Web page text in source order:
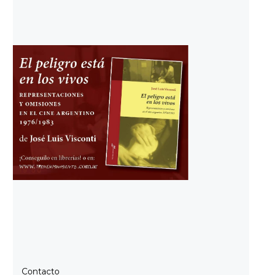
Contacto